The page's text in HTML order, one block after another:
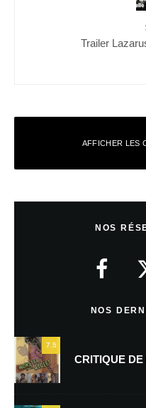
Trailer
AFFICHER LES
NOS
NOS
7.5
CRITIQUE